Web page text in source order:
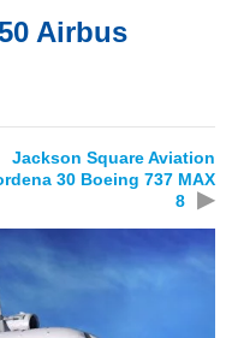
Airbus
Jackson Square Aviation
30 Boeing 737 MAX
8
▶